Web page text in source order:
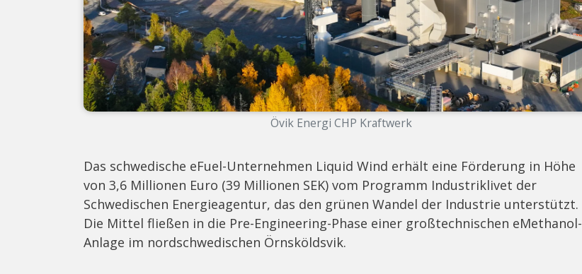
Övik Energi CHP Kraftwerk
Das schwedische eFuel-Unternehmen Liquid Wind erhält eine Förderung in Höhe
von 3,6 Millionen Euro (39 Millionen SEK) vom Programm Industriklivet der
Schwedischen Energieagentur, das den grünen Wandel der Industrie unterstützt.
Die Mittel fließen in die Pre-Engineering-Phase einer großtechnischen eMethanol-
Anlage im nordschwedischen Örnsköldsvik.